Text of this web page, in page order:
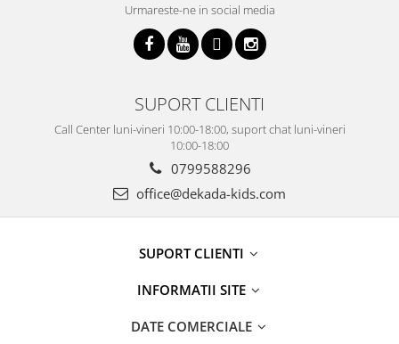
Urmareste-ne in social media
SUPORT CLIENTI
Call Center luni-vineri 10:00-18:00, suport chat luni-vineri
10:00-18:00
0799588296
office@dekada-kids.com
SUPORT CLIENTI
INFORMATII SITE
DATE COMERCIALE